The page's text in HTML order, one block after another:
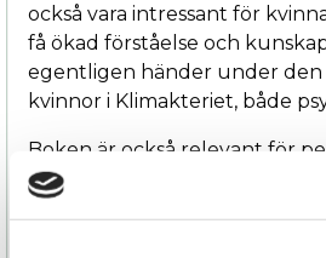
också vara intressant för
få ökad förståelse och
egentligen händer under den
kvinnor i Klimakteriet, både
Boken är också relevant för
sjukvården som vill hjälpa
hormonella förändringar som